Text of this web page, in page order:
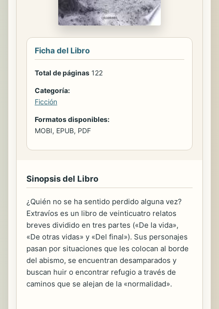
Ficha del Libro
Total de páginas 122
Categoría:
Ficción
Formatos disponibles:
MOBI, EPUB, PDF
Sinopsis del Libro
¿Quién no se ha sentido perdido alguna vez?
Extravíos es un libro de veinticuatro relatos
breves dividido en tres partes («De la vida»,
«De otras vidas» y «Del final»). Sus personajes
pasan por situaciones que les colocan al borde
del abismo, se encuentran desamparados y
buscan huir o encontrar refugio a través de
caminos que se alejan de la «normalidad».